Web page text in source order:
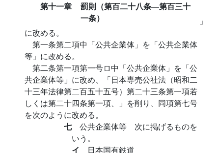
第十一章
罰則（第百二十八条―第百三十
一条）
」
に改める。
第一条第二項中「公共企業体」を「公共企業体
等」に改める。
第二条第一項第一号ロ中「公共企業体」を「公
共企業体等」に改め、「日本専売公社法（昭和二
十三年法律第二百五十五号）第二十三条第一項若
しくは第二十四条第一項、」を削り、同項第七号
を次のように改める。
七 公共企業体等 次に掲げるものを
いう。
イ 日本国有鉄道